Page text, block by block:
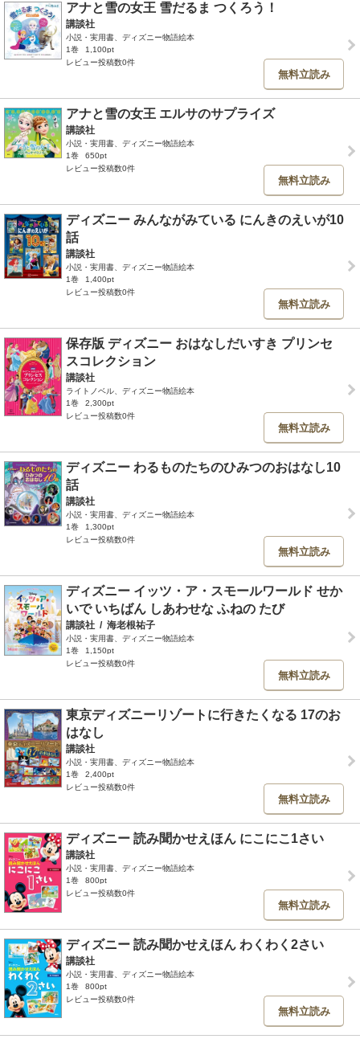
アナと雪の女王 雪だるま つくろう！
講談社
小説・実用書、ディズニー物語絵本
1巻
1,100pt
レビュー投稿数0件
無料立読み
アナと雪の女王 エルサのサプライズ
講談社
小説・実用書、ディズニー物語絵本
1巻
650pt
レビュー投稿数0件
無料立読み
ディズニー みんながみている にんきのえいが10
話
講談社
小説・実用書、ディズニー物語絵本
1巻
1,400pt
レビュー投稿数0件
無料立読み
保存版 ディズニー おはなしだいすき プリンセ
スコレクション
講談社
ライトノベル、ディズニー物語絵本
1巻
2,300pt
レビュー投稿数0件
無料立読み
ディズニー わるものたちのひみつのおはなし10
話
講談社
小説・実用書、ディズニー物語絵本
1巻
1,300pt
レビュー投稿数0件
無料立読み
ディズニー イッツ・ア・スモールワールド せか
いで いちばん しあわせな ふねの たび
講談社 / 海老根祐子
小説・実用書、ディズニー物語絵本
1巻
1,150pt
レビュー投稿数0件
無料立読み
東京ディズニーリゾートに行きたくなる 17のお
はなし
講談社
小説・実用書、ディズニー物語絵本
1巻
2,400pt
レビュー投稿数0件
無料立読み
ディズニー 読み聞かせえほん にこにこ1さい
講談社
小説・実用書、ディズニー物語絵本
1巻
800pt
レビュー投稿数0件
無料立読み
ディズニー 読み聞かせえほん わくわく2さい
講談社
小説・実用書、ディズニー物語絵本
1巻
800pt
レビュー投稿数0件
無料立読み